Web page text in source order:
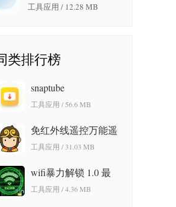
工具应用 / 12.28 MB
类排行榜
snaptube
7.64.1.76402001 安卓
工具应用 / 56.6 MB
免红外线遥控万能遥
控app 3.9.8.420 安卓
工具应用 / 31.03 MB
wifi暴力解锁 1.0 最
新版
工具应用 / 4.36 MB